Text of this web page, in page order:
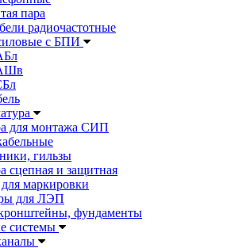
пара
радиочастотные
с БПИ
для монтажа СИП
гильзы
сцепная и защитная
маркировки
для ЛЭП
фундаменты
системы